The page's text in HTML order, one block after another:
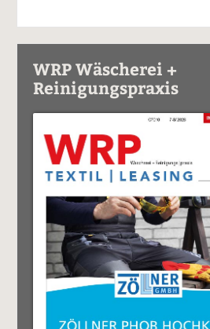
WRP Wäscherei +
Reinigungspraxis